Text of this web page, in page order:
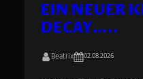
EIN NEUER
DECAY…..
Beatrix 02.08.2026